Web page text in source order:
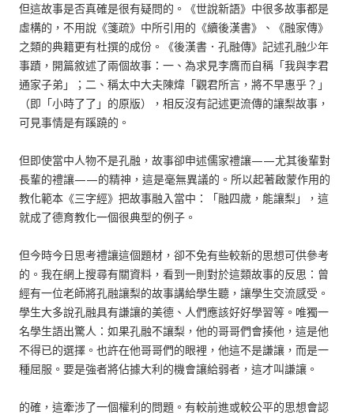
但這故事是否真確是很有疑問的。《世說新語》中很多故事都是
虛構的，不用說《箋疏》中所引用的《續後漢書》、《融家傳》
之類的典籍更有杜撰的成份。《後漢書．孔融傳》記述孔融少年
事蹟，開篇敘述了兩個故事：一、為求見李膺而自稱「我與李君
通家子弟」；二、稱太中大夫陳煒「觀君所言，將不早惠乎？」
（即「小時了了」的原版），相反沒有記述更流傳的讓梨故事，
可見事情是有蹊蹺的。
但即使當中人物不是孔融，故事卻申述儒家禮讓——尤其後輩對
長輩的禮讓——的精神，這是毫無異議的。所以起著啟蒙作用的
教化範本《三字經》把故事融入當中：「融四歲，能讓梨」，這
就成了德育教化一個很典型的例子。
但今時今日思考禮讓這個題材，卻不免有些較新的思想可供參考
的。我在網上搜尋有關資料，看到一則對於這類故事的反思：曾
經有一位老師將孔融讓梨的故事講給學生聽，讓學生交流感受。
學生大多說孔融具有謙讓的美德、人們應該好好學習等。唯獨一
名學生語出驚人：如果孔融不讓梨，他的哥哥們會揍他，這是他
不得已的選擇。也許在他哥哥們的眼裡，他這不是謙讓，而是一
種屈服。要是強者將佔據大利的機會讓給弱者，這才叫謙讓。
的確，這牽涉了一個權利的問題。有較前進或較公平的思想會認